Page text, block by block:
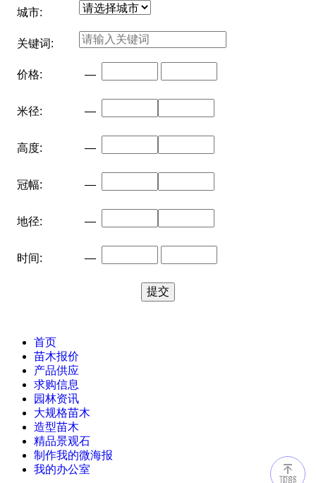
城市:
关键词:
价格: —
米径: —
高度: —
冠幅: —
地径: —
时间: —
首页
苗木报价
产品供应
求购信息
园林资讯
大规格苗木
造型苗木
精品景观石
制作我的微海报
我的办公室